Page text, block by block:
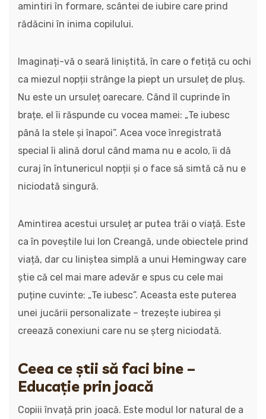
amintiri în formare, scântei de iubire care prind
rădăcini în inima copilului.
Imaginați-vă o seară liniștită, în care o fetiță cu ochi
ca miezul nopții strânge la piept un ursuleț de pluș.
Nu este un ursuleț oarecare. Când îl cuprinde în
brațe, el îi răspunde cu vocea mamei: „Te iubesc
până la stele și înapoi”. Acea voce înregistrată
special îi alină dorul când mama nu e acolo, îi dă
curaj în întunericul nopții și o face să simtă că nu e
niciodată singură.
Amintirea acestui ursuleț ar putea trăi o viață. Este
ca în poveștile lui Ion Creangă, unde obiectele prind
viață, dar cu liniștea simplă a unui Hemingway care
știe că cel mai mare adevăr e spus cu cele mai
puține cuvinte: „Te iubesc”. Aceasta este puterea
unei jucării personalizate – trezește iubirea și
creează conexiuni care nu se șterg niciodată.
Ceea ce știi să faci bine –
Educație prin joacă
Copiii învață prin joacă. Este modul lor natural de a